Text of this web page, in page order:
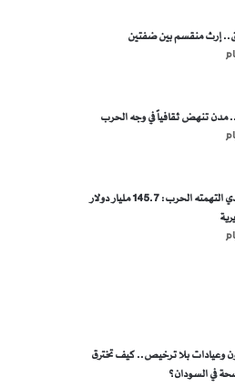
إرث منقسم بين ضفتين
مدن تنهض ثقافياً في وجه الحرب
السودان الذي التهمته الحرب: 145.7 مليار دولار
وعيادات بلا ترخيص.. كيف تخترق
في السودان؟